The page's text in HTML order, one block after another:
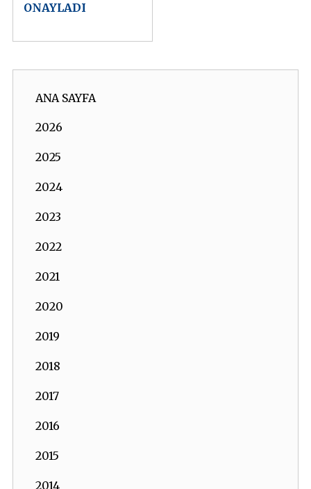
ONAYLADI
ANA SAYFA
2026
2025
2024
2023
2022
2021
2020
2019
2018
2017
2016
2015
2014